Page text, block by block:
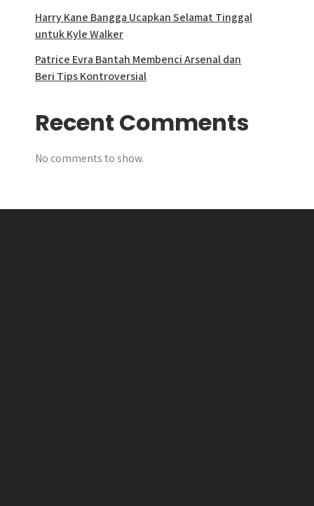
Harry Kane Bangga Ucapkan Selamat Tinggal
untuk Kyle Walker
Patrice Evra Bantah Membenci Arsenal dan
Beri Tips Kontroversial
Recent Comments
No comments to show.